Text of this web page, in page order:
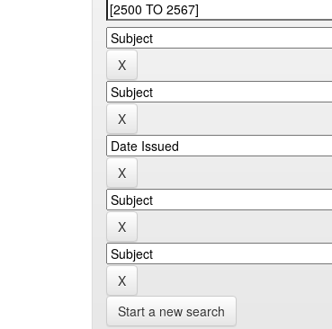
Start a new search